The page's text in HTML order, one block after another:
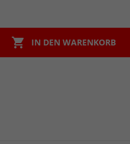
 IN DEN WARENKORB